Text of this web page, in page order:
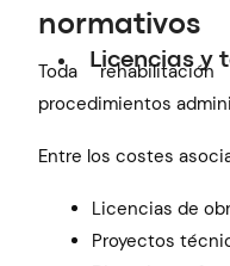
normativos
Licencias y
Toda
procedimientos
Entre los costes
Licencias de
Proyectos